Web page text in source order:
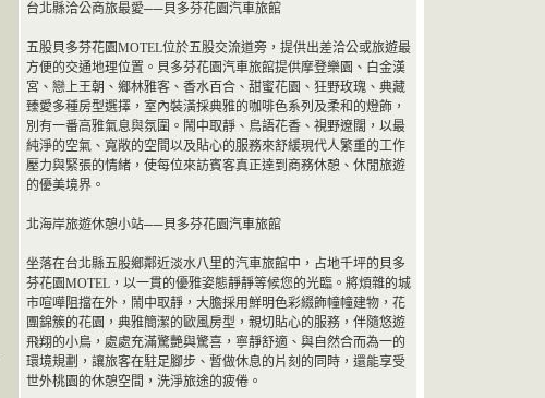
台北縣洽公商旅最愛──貝多芬花園汽車旅館
五股貝多芬花園MOTEL位於五股交流道旁，提供出差洽公或旅遊最
方便的交通地理位置。貝多芬花園汽車旅館提供摩登樂園、白金漢
宮、戀上王朝、鄉林雅客、香水百合、甜蜜花園、狂野玫瑰、典藏
臻愛多種房型選擇，室內裝潢採典雅的咖啡色系列及柔和的燈飾，
別有一番高雅氣息與氛圍。鬧中取靜、鳥語花香、視野遼闊，以最
純淨的空氣、寬敞的空間以及貼心的服務來舒緩現代人繁重的工作
壓力與緊張的情緒，使每位來訪賓客真正達到商務休憩、休閒旅遊
的優美境界。
北海岸旅遊休憩小站──貝多芬花園汽車旅館
坐落在台北縣五股鄉鄰近淡水八里的汽車旅館中，占地千坪的貝多
芬花園MOTEL，以一貫的優雅姿態靜靜等候您的光臨。將煩雜的城
市喧嘩阻擋在外，鬧中取靜，大膽採用鮮明色彩綴飾幢幢建物，花
團錦簇的花園，典雅簡潔的歐風房型，親切貼心的服務，伴隨悠遊
飛翔的小鳥，處處充滿驚艷與驚喜，寧靜舒適、與自然合而為一的
環境規劃，讓旅客在駐足腳步、暫做休息的片刻的同時，還能享受
世外桃園的休憩空間，洗淨旅途的疲倦。